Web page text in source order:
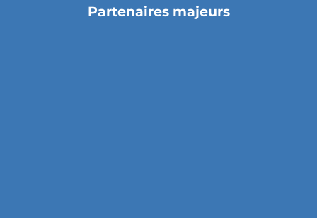
Partenaires majeurs